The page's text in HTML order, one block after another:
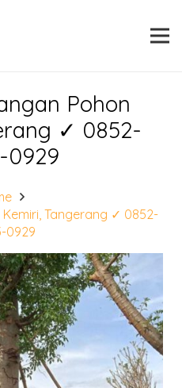
Pohon
✓ 0852-
0929
Tangerang ✓ 0852-
0929